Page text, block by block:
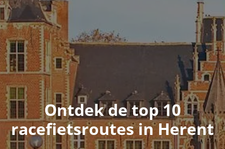
Ontdek de top 10
racefietsroutes in Herent